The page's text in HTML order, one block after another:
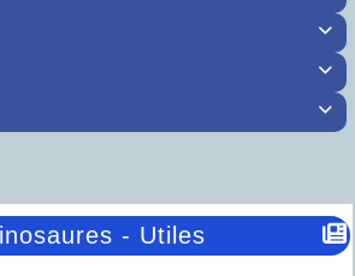



- Utiles